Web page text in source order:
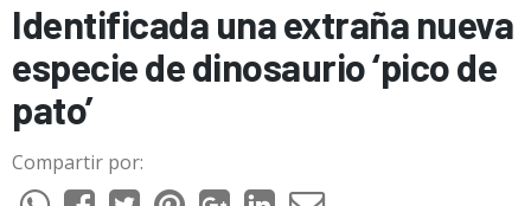
CULTURA POP
CIENCIA Y TECNOLOGÍA
VIDA
SOCIEDAD
Identificada una extraña nueva
especie de dinosaurio ‘pico de
pato’
Compartir por: